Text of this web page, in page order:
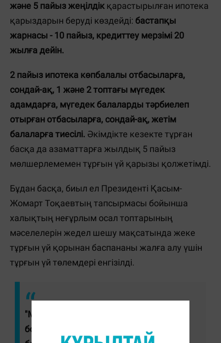
және 5 пайыз жеңілдік қарастырылған ипотека
қарыздарын беруді көздейді: бастапқы
жарнасы - 10 пайыз, кредиттеу мерзімі 20
жылға дейін.
2 пайыз ипотека көпбалалы отбасыларға,
сондай-ақ, 1 және 2 топтағы мүгедек
адамдарға, мүгедек балаларды тәрбиелеп
отырған отбасыларға, сондай-ақ, жетім
балаларға тиесілі. Әкімдікте кезекте тұрған
басқа да азаматтарға жылдық 5 пайыз
мөлшерлемемен тұрғын үй қарызы қолжетімді.
Бұдан басқа, биыл ел Президенті Қасым-
Жомарт Тоқаевтың тапсырмасы бойынша
халықтың неғұрлым осал топтарының
мәселелерін жедел шешу мақсатында жеке
тұрғын үй қорынан баспананы жалға алу үшін
тұрғын үй төлемдері енгізілді.
"Мемлекет басшысының тапсырмасы
бойынша жеңілдетілген несиелеу